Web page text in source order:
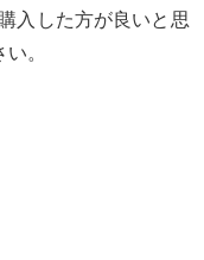
入した方が良いと思
。